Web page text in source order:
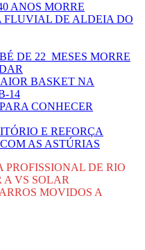
ANOS MORRE
FLUVIAL DE ALDEIA DO
DE 22 MESES MORRE
BASKET NA
14
CONHECER
E REFORÇA
AS ASTÚRIAS
PROFISSIONAL DE RIO
VS SOLAR
MOVIDOS A